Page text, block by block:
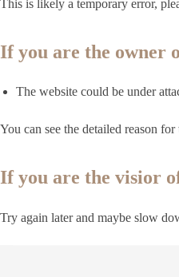
This is likely a temporary error,
If you are the owner
The website could be under
You can see the detailed reason
If you are the visior
Try again later and maybe slow